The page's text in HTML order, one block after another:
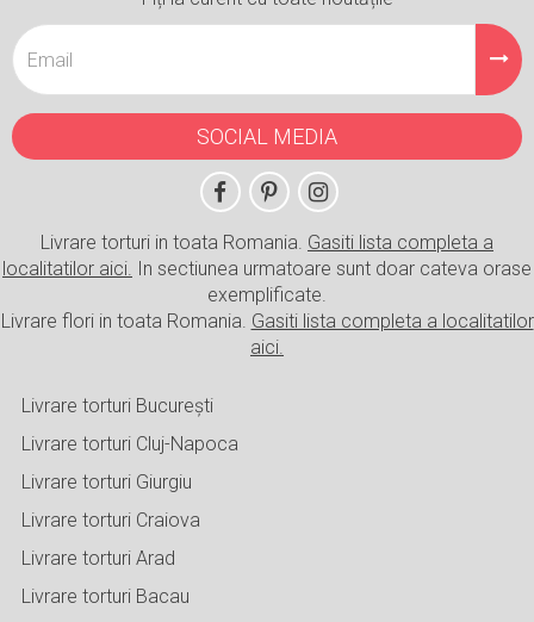
SOCIAL MEDIA
Livrare torturi in toata Romania. Gasiti lista completa a
localitatilor aici. In sectiunea urmatoare sunt doar cateva orase
exemplificate.
Livrare flori in toata Romania. Gasiti lista completa a localitatilor
aici.
Livrare torturi București
Livrare torturi Cluj-Napoca
Livrare torturi Giurgiu
Livrare torturi Craiova
Livrare torturi Arad
Livrare torturi Bacau